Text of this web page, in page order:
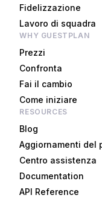
Fidelizzazione
Lavoro di squadra
WHY GUESTPLAN
Prezzi
Confronta
Fai il cambio
Come iniziare
RESOURCES
Blog
Aggiornamenti del
Centro assistenza
Documentation
API Reference